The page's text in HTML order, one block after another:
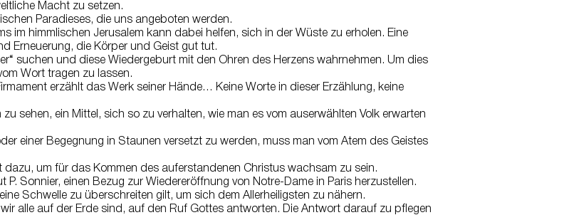
Macht zu setzen.
Paradieses, die uns angeboten werden.
im himmlischen Jerusalem kann dabei helfen, sich in der Wüste zu erholen. Eine
Erneuerung, die Körper und Geist gut tut.
suchen und diese Wiedergeburt mit den Ohren des Herzens wahrnehmen. Um dies
Wort tragen zu lassen.
erzählt das Werk seiner Hände… Keine Worte in dieser Erzählung, keine
sehen, ein Mittel, sich so zu verhalten, wie man es vom auserwählten Volk erwarten
einer Begegnung in Staunen versetzt zu werden, muss man vom Atem des Geistes
dazu, um für das Kommen des auferstandenen Christus wachsam zu sein.
P. Sonnier, einen Bezug zur Wiedereröffnung von Notre-Dame in Paris herzustellen.
Schwelle zu überschreiten gilt, um sich dem Allerheiligsten zu nähern.
alle auf der Erde sind, auf den Ruf Gottes antworten. Die Antwort darauf zu pflegen